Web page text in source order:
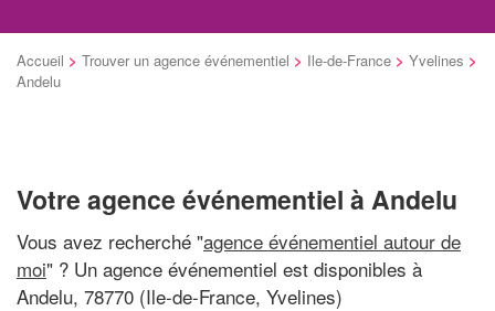
Accueil > Trouver un agence événementiel > Ile-de-France > Yvelines >
Andelu
Votre agence événementiel à Andelu
Vous avez recherché "agence événementiel autour de
moi" ? Un agence événementiel est disponibles à
Andelu, 78770 (Ile-de-France, Yvelines)